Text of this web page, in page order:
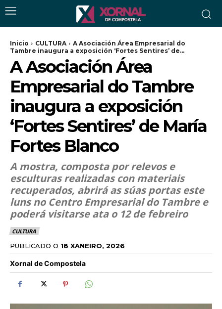
Inicio CULTURA
A Asociación Área Empresarial do
Tambre inaugura a exposición ‘Fortes Sentires’ de...
A Asociación Área
Empresarial do Tambre
inaugura a exposición
‘Fortes Sentires’ de María
Fortes Blanco
A mostra, composta por relevos e
esculturas realizadas con materiais
recuperados, abrirá as súas portas este
luns no Centro Empresarial do Tambre e
poderá visitarse ata o 12 de febreiro
CULTURA
PUBLICADO O 18 XANEIRO, 2026
Xornal de Compostela